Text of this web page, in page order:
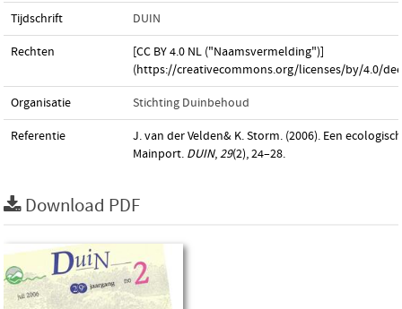
Tijdschrift DUIN
Rechten
[CC BY 4.0 NL ("Naamsvermelding")]
(https://creativecommons.org/licenses/by/4.0/
Organisatie Stichting Duinbehoud
Referentie
J. van der Velden& K. Storm. (2006). Een
Mainport. DUIN,29(2), 24–28.
Download PDF